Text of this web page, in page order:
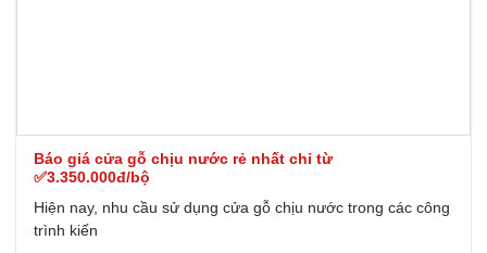
Báo giá cửa gỗ chịu nước rẻ nhất chỉ từ
✅3.350.000đ/bộ
Hiện nay, nhu cầu sử dụng cửa gỗ chịu nước trong các công
trình kiến